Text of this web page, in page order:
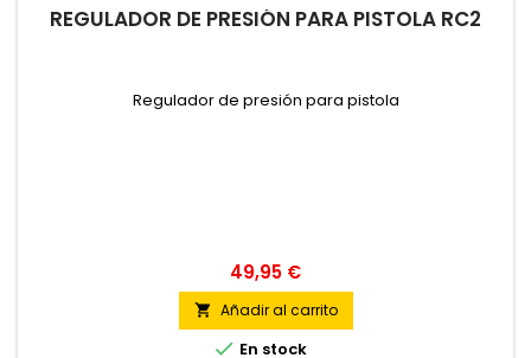
REGULADOR DE PRESIÓN PARA PISTOLA RC2
Regulador de presión para pistola
49,95 €
 Añadir al carrito
 En stock